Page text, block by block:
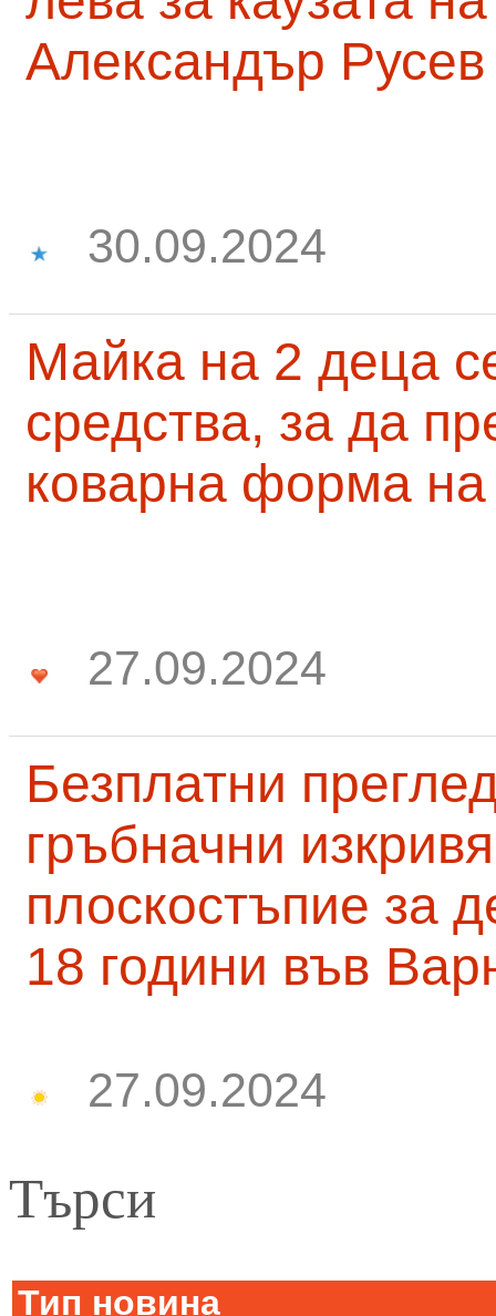
Александър Русев
30.09.2024
Майка на 2 деца
средства, за да
коварна форма на
27.09.2024
Безплатни
гръбначни
плоскостъпие за
18 години във
27.09.2024
Търси
Тип новина